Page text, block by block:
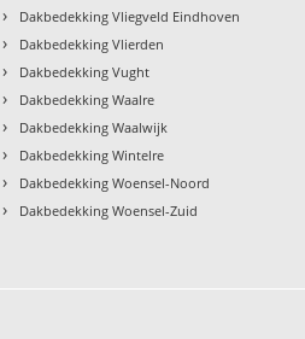
› Dakbedekking Vliegveld Eindhoven
› Dakbedekking Vlierden
› Dakbedekking Vught
› Dakbedekking Waalre
› Dakbedekking Waalwijk
› Dakbedekking Wintelre
› Dakbedekking Woensel-Noord
› Dakbedekking Woensel-Zuid